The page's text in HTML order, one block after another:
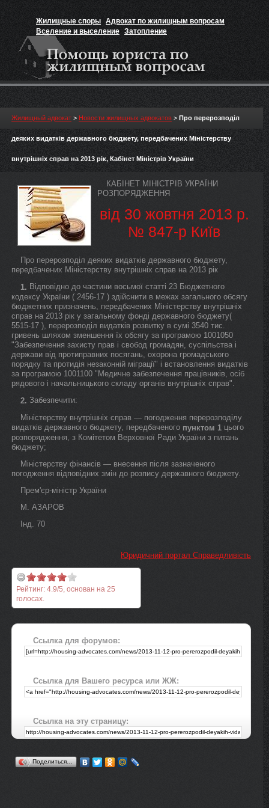
Жилищные споры Адвокат по жилищным вопросам
Вселение и выселение Затопление
Признание прав на жильё
Жилищный адвокат > Новости жилищных адвокатов > Про перерозподіл
деяких видатків державного бюджету, передбачених Міністерству
внутрішніх справ на 2013 рік, Кабінет Міністрів України
КАБІНЕТ МІНІСТРІВ УКРАЇНИ
РОЗПОРЯДЖЕННЯ
від 30 жовтня 2013 р.
№ 847-р Київ
Про перерозподіл деяких видатків державного бюджету,
передбачених Міністерству внутрішніх справ на 2013 рік
1. Відповідно до частини восьмої статті 23 Бюджетного
кодексу України ( 2456-17 ) здійснити в межах загального обсягу
бюджетних призначень, передбачених Міністерству внутрішніх
справ на 2013 рік у загальному фонді державного бюджету(
5515-17 ), перерозподіл видатків розвитку в сумі 3540 тис.
гривень шляхом зменшення їх обсягу за програмою 1001050
"Забезпечення захисту прав і свобод громадян, суспільства і
держави від протиправних посягань, охорона громадського
порядку та протидія незаконній міграції" і встановлення видатків
за програмою 1001100 "Медичне забезпечення працівників, осіб
рядового і начальницького складу органів внутрішніх справ".
2. Забезпечити:
Міністерству внутрішніх справ — погодження перерозподілу
видатків державного бюджету, передбаченого пунктом 1 цього
розпорядження, з Комітетом Верховної Ради України з питань
бюджету;
Міністерству фінансів — внесення після зазначеного
погодження відповідних змін до розпису державного бюджету.
Прем'єр-міністр України
М. АЗАРОВ
Інд. 70
Юридичний портал Справедливість
Рейтинг: 4.9/5, основан на 25
голосах.
Ссылка для форумов:
Ссылка для Вашего ресурса или ЖЖ:
Ссылка на эту страницу:
Поделиться…